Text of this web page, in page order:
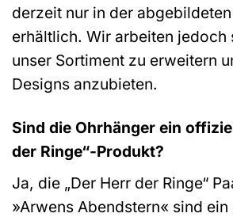
derzeit nur in der
erhältlich. Wir arbeiten jedoch
unser Sortiment zu erweitern
Designs anzubieten.
Sind die Ohrhänger ein
der Ringe“-Produkt?
Ja, die „Der Herr der Ringe“
»Arwens Abendstern« sind